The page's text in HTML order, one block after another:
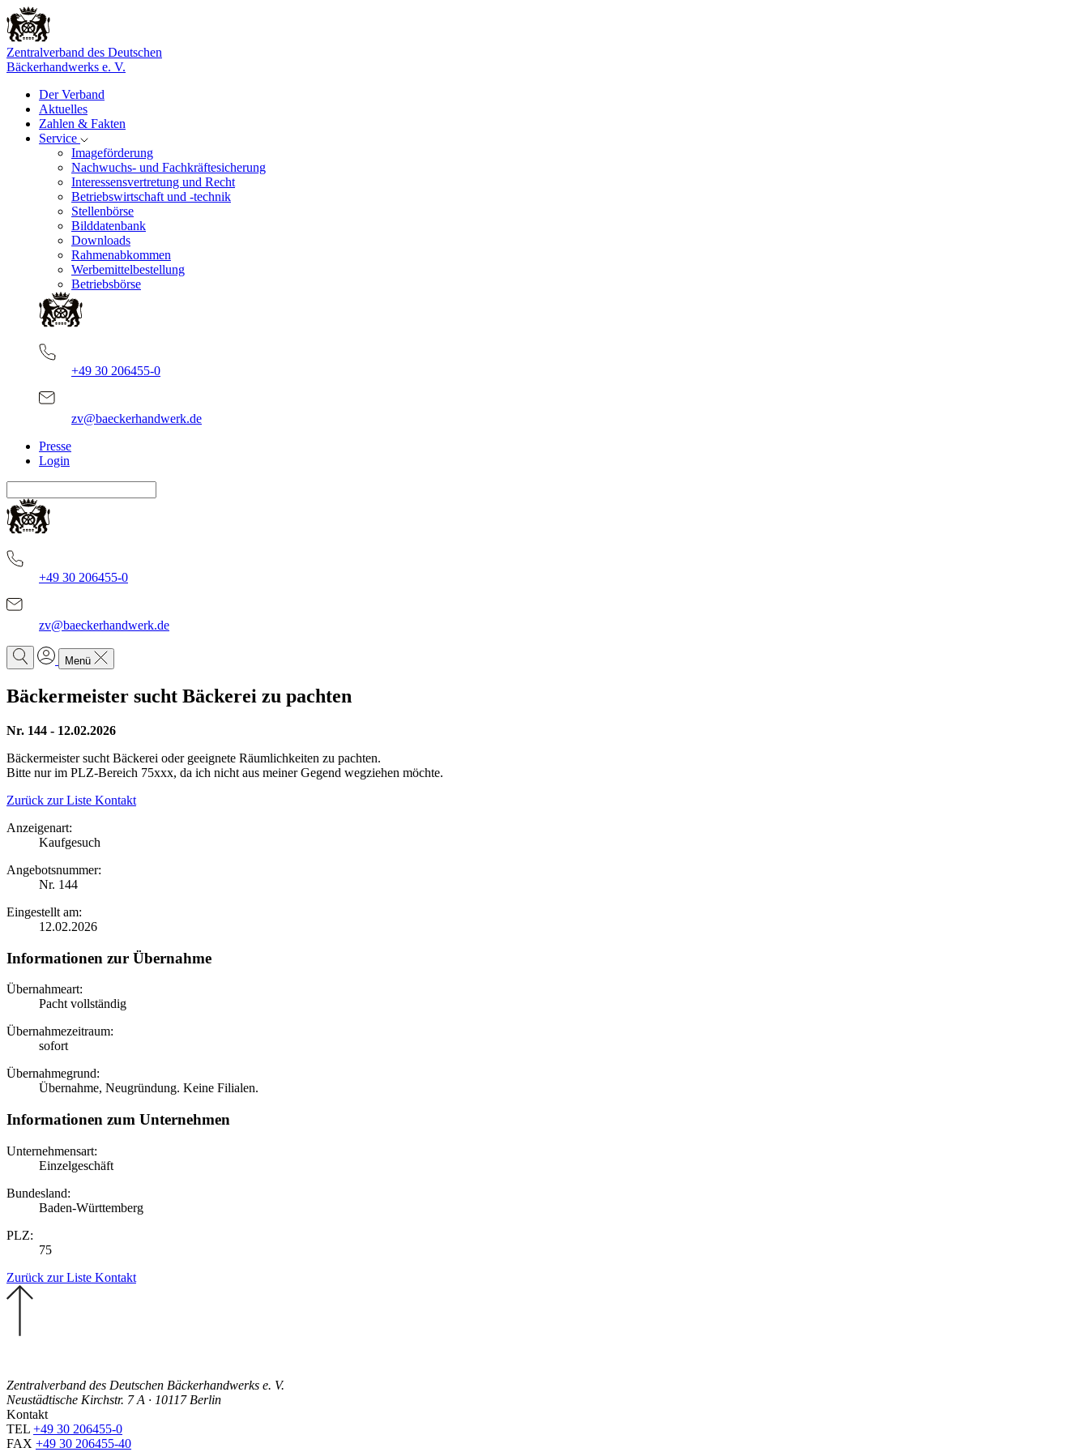
Zentralverband des Deutschen
Bäckerhandwerks e. V.
Der Verband
Aktuelles
Zahlen & Fakten
Service
Imageförderung
Nachwuchs- und Fachkräftesicherung
Interessensvertretung und Recht
Betriebswirtschaft und -technik
Stellenbörse
Bilddatenbank
Downloads
Rahmenabkommen
Werbemittelbestellung
Betriebsbörse
+49 30 206455-0
zv@baeckerhandwerk.de
Presse
Login
+49 30 206455-0
zv@baeckerhandwerk.de
Menü
Bäckermeister sucht Bäckerei zu pachten
Nr. 144 - 12.02.2026
Bäckermeister sucht Bäckerei oder geeignete Räumlichkeiten zu pachten.
Bitte nur im PLZ-Bereich 75xxx, da ich nicht aus meiner Gegend wegziehen möchte.
Zurück zur Liste Kontakt
Anzeigenart:
Kaufgesuch
Angebotsnummer:
Nr. 144
Eingestellt am:
12.02.2026
Informationen zur Übernahme
Übernahmeart:
Pacht vollständig
Übernahmezeitraum:
sofort
Übernahmegrund:
Übernahme, Neugründung. Keine Filialen.
Informationen zum Unternehmen
Unternehmensart:
Einzelgeschäft
Bundesland:
Baden-Württemberg
PLZ:
75
Zurück zur Liste Kontakt
Zentralverband des Deutschen Bäckerhandwerks e. V.
Neustädtische Kirchstr. 7 A · 10117 Berlin
Kontakt
TEL +49 30 206455-0
FAX +49 30 206455-40